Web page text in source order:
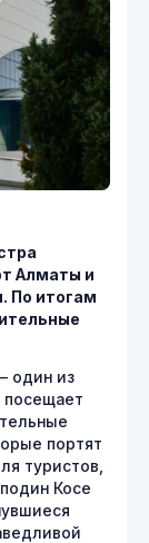
Алматы и
По итогам
один из
посещает
портят
туристов,
Косе